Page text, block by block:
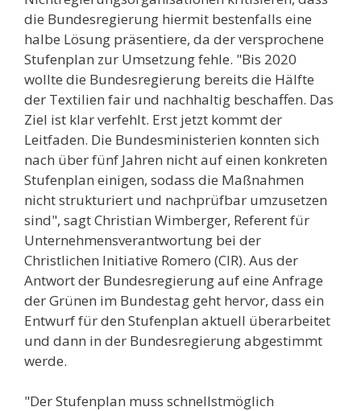
die Bundesregierung hiermit bestenfalls eine
halbe Lösung präsentiere, da der versprochene
Stufenplan zur Umsetzung fehle. "Bis 2020
wollte die Bundesregierung bereits die Hälfte
der Textilien fair und nachhaltig beschaffen. Das
Ziel ist klar verfehlt. Erst jetzt kommt der
Leitfaden. Die Bundesministerien konnten sich
nach über fünf Jahren nicht auf einen konkreten
Stufenplan einigen, sodass die Maßnahmen
nicht strukturiert und nachprüfbar umzusetzen
sind", sagt Christian Wimberger, Referent für
Unternehmensverantwortung bei der
Christlichen Initiative Romero (CIR). Aus der
Antwort der Bundesregierung auf eine Anfrage
der Grünen im Bundestag geht hervor, dass ein
Entwurf für den Stufenplan aktuell überarbeitet
und dann in der Bundesregierung abgestimmt
werde.
"Der Stufenplan muss schnellstmöglich